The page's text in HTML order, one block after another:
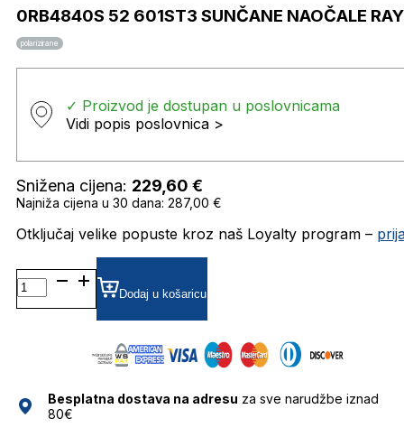
0RB4840S 52 601ST3 SUNČANE NAOČALE
polarizirane
✓ Proizvod je dostupan u poslovnicama
Vidi popis poslovnica >
Snižena cijena: 229,60 €
Najniža cijena u 30 dana: 287,00 €
Otključaj velike popuste kroz naš Loyalty program –
0RB4840S
52
601ST3
količina
Dodaj u košaricu
Besplatna dostava na adresu za sve narudžbe iznad
80€